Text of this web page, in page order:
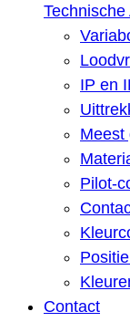
IP en
Meest
Pilot-
Contact